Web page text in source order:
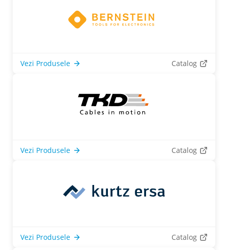
Vezi Produsele Catalog
Vezi Produsele Catalog
Vezi Produsele Catalog